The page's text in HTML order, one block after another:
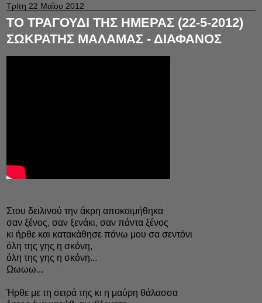
Τρίτη 22 Μαΐου 2012
ΤΟ ΤΡΑΓΟΥΔΙ ΤΗΣ ΗΜΕΡΑΣ (22-5-2012)
ΣΩΚΡΑΤΗΣ ΜΑΛΑΜΑΣ - ΔΙΑΦΑΝΟΣ
Στου δειλινού την άκρη αποκοιμήθηκα
σαν ξένος, σαν ξενάκι, σαν πάντα ξένος
κι ήρθε και κατακάθησε πάνω μου σα σεντόνι
όλη της γης η σκόνη,
όλη της γης η σκόνη...
Ωωωω...
Ήρθε με τη σειρά της κι η μαύρη θάλασσα